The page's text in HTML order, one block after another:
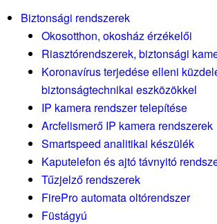
Biztonsági rendszerek
Okosotthon, okosház érzékelői
Riasztórendszerek, biztonsági
Koronavírus terjedése elleni
biztonságtechnikai eszközökkel
IP kamera rendszer telepítése
Arcfelismerő IP kamera rendszerek
Smartspeed analitikai készülék
Kaputelefon és ajtó távnyitó
Tűzjelző rendszerek
FirePro automata oltórendszer
Füstágyú